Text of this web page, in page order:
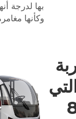
بها لدرجة
وكأنها
لـ 8